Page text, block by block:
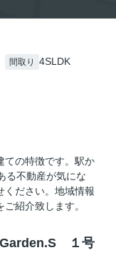
間取り 4SLDK
ての特徴です。駅か
る不動産が気にな
ください。地域情報
紹介致します。
１号